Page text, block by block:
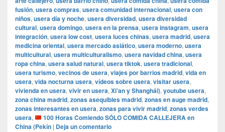
fusión, usera compras, usera comunidad internacional, usera con
niños, usera día y noche, usera diversidad, usera diversidad
cultural, usera domingo, usera en la prensa, usera instagram, usera
integración, usera low cost, usera luces chinas, usera madrid, usera
medicina oriental, usera mercado asiático, usera moderno, usera
multicultural, usera multiculturalismo, usera navidad china, usera
ropa china, usera salud natural, usera tiktok, usera tradicional,
usera turismo, vecinos de usera, viajes por barrios madrid, vida en
usera, vida nocturna usera, vídeos sobre usera, visitar usera,
vivienda en usera, vivir en usera, Xi’an y Shanghái), youtube usera,
zona china madrid, zonas asequibles madrid, zonas en auge madrid,
zonas interesantes en usera, zonas para vivir madrid, zonas verdes
usera,
100 Horas Comiendo SÓLO COMIDA CALLEJERA en
China (Pekín | Deja un comentario